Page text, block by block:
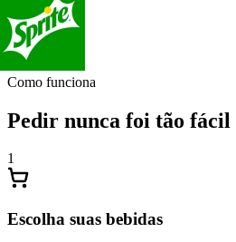
Como funciona
Pedir nunca foi tão fácil
1
Escolha suas bebidas